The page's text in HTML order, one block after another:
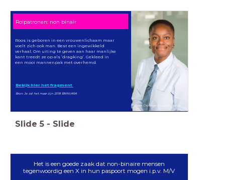
Roos is geboren in een vrouwenlichaam maar
voelt zich ook man. Best een ingewikkeld
verhaal. Om uiting te geven aan haar manlijke
kant treedt ze op als ‘dragking’. Gekleed in
een mooi mannenpak met overhemd.
Foto: Christian Wocintechchat
Rolpatronen: non binair
Bekijk hier het fragment
Bron: Je zal het maar zijn 2018 BNNVARA
Slide 5 - Slide
Het is een goede zaak dat non-binaire mensen
tegenwoordig een X in hun paspoort mogen i.p.v. M/V